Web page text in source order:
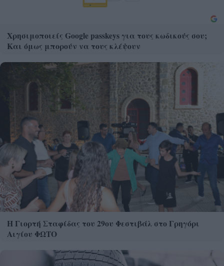
Χρησιμοποιείς Google passkeys για τους κωδικούς σου;
Και όμως μπορούν να τους κλέψουν
Η Γιορτή Σταφίδας του 29ου Φεστιβάλ στο Γρηγόρι
Αιγίου ΦΩΤΟ